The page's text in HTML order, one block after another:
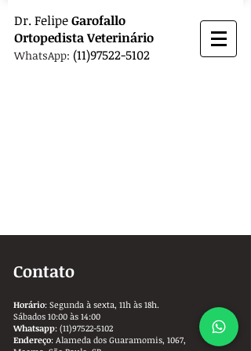
Dr. FelipeGarofallo
OrtopedistaVeterinário
WhatsApp: (11)97522-5102
Contato
Horário: Segunda à sexta, 11h às 18h.
Sábados 10:00 às 14:00
Whatsapp: (11)97522-5102
Endereço: Alameda dos Guaramomis, 1067,